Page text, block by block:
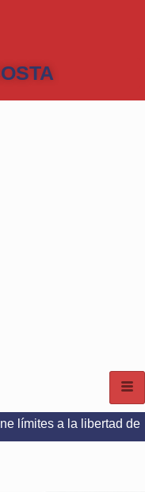
libertad de expresión